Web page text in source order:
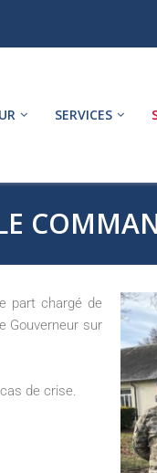
SERVICES
part chargé de
Gouverneur sur
de crise.